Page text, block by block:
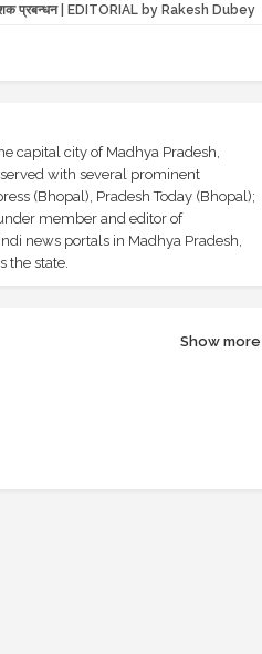
प्रबन्धन | EDITORIAL by Rakesh Dubey
capital city of Madhya Pradesh,
with several prominent
(Bhopal), Pradesh Today (Bhopal);
member and editor of
news portals in Madhya Pradesh,
the state.
Show more